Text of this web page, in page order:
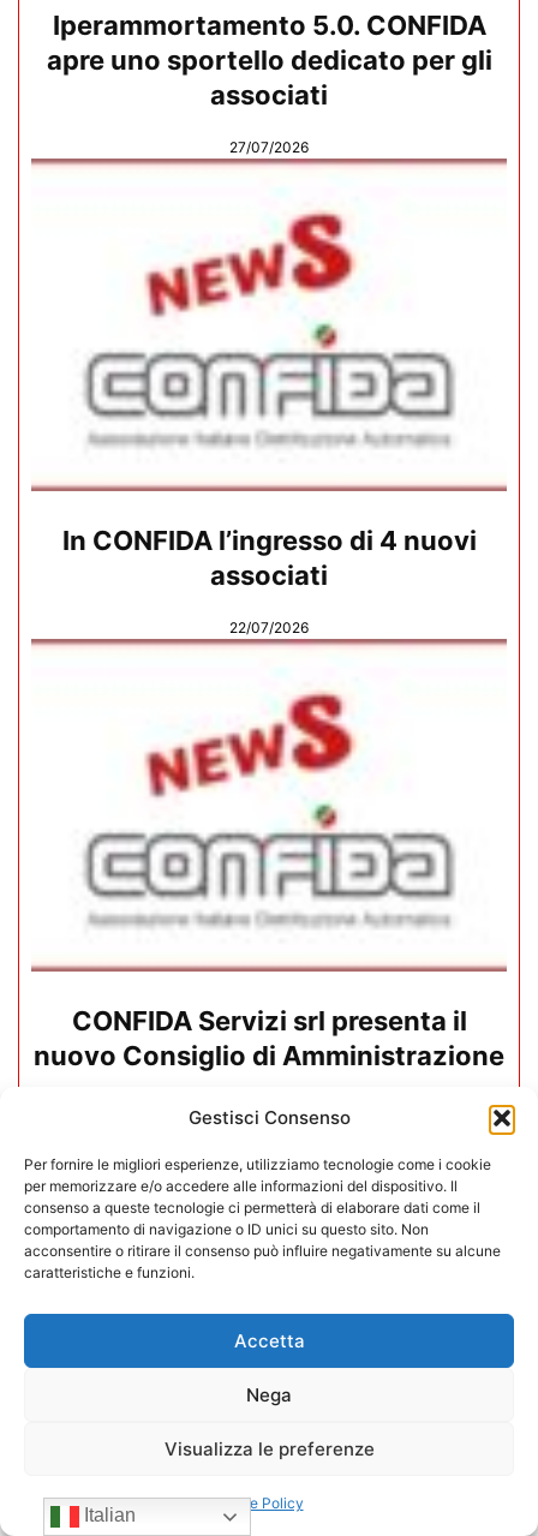
Gestisci Consenso
Per fornire le migliori esperienze, utilizziamo tecnologie come i cookie
per memorizzare e/o accedere alle informazioni del dispositivo. Il
consenso a queste tecnologie ci permetterà di elaborare dati come il
comportamento di navigazione o ID unici su questo sito. Non
acconsentire o ritirare il consenso può influire negativamente su alcune
caratteristiche e funzioni.
Accetta
Nega
Visualizza le preferenze
Cookie Policy
Iperammortamento 5.0. CONFIDA
apre uno sportello dedicato per gli
associati
27/07/2026
In CONFIDA l’ingresso di 4 nuovi
associati
22/07/2026
CONFIDA Servizi srl presenta il
nuovo Consiglio di Amministrazione
17/07/2026
Mario Toniutti confermato Vice
Italian